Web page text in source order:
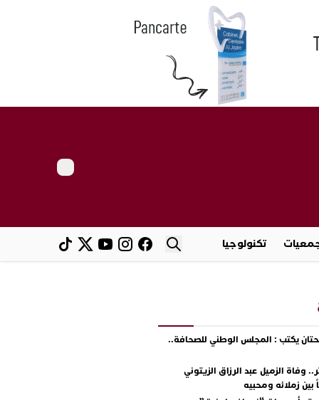
تكنولوجيا
يكتب : المجلس الوطني للصحافة..
وفاة الزميل عبد الرزاق الزيتوني
بين زملائه ومحبيه